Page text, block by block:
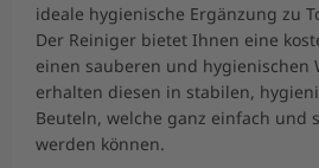
ideale hygienische Ergänzung zu
Der Reiniger bietet Ihnen eine
einen sauberen und hygienischen
erhalten diesen in stabilen,
Beuteln, welche ganz einfach und
werden können.